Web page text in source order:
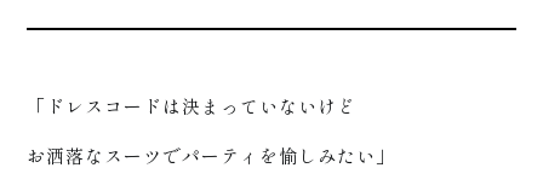
「ドレスコードは決まっていないけど
お洒落なスーツでパーティを愉しみたい」